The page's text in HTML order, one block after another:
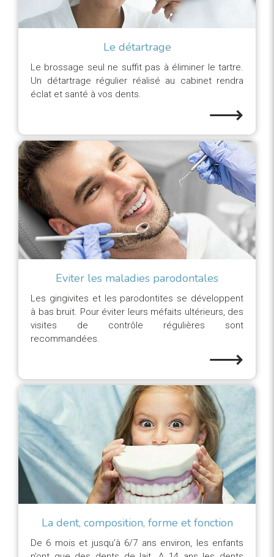
Le détartrage
Le brossage seul ne suffit pas à éliminer le tartre.
Un détartrage régulier réalisé au cabinet rendra
éclat et santé à vos dents.
⟶
Eviter les maladies parodontales
Les gingivites et les parodontites se développent
à bas bruit. Pour éviter leurs méfaits ultérieurs, des
visites de contrôle régulières sont
recommandées.
⟶
La dent, composition, forme et fonction
De 6 mois et jusqu’à 6/7 ans environ, les enfants